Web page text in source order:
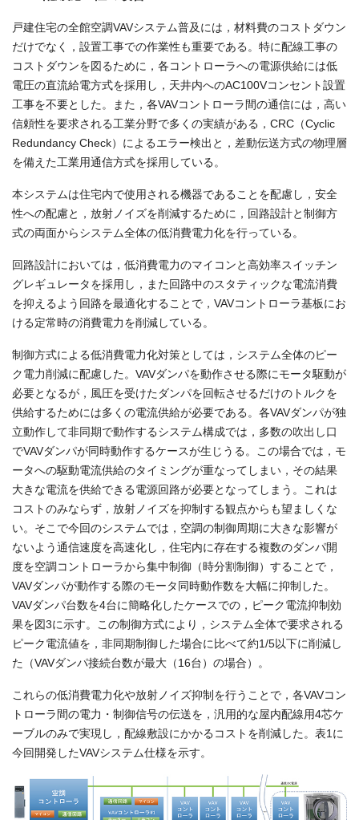
戸建住宅の全館空調VAVシステム普及には，材料費のコストダウン
だけでなく，設置工事での作業性も重要である。特に配線工事の
コストダウンを図るために，各コントローラへの電源供給には低
電圧の直流給電方式を採用し，天井内へのAC100Vコンセント設置
工事を不要とした。また，各VAVコントローラ間の通信には，高い
信頼性を要求される工業分野で多くの実績がある，CRC（Cyclic
Redundancy Check）によるエラー検出と，差動伝送方式の物理層
を備えた工業用通信方式を採用している。
本システムは住宅内で使用される機器であることを配慮し，安全
性への配慮と，放射ノイズを削減するために，回路設計と制御方
式の両面からシステム全体の低消費電力化を行っている。
回路設計においては，低消費電力のマイコンと高効率スイッチン
グレギュレータを採用し，また回路中のスタティックな電流消費
を抑えるよう回路を最適化することで，VAVコントローラ基板にお
ける定常時の消費電力を削減している。
制御方式による低消費電力化対策としては，システム全体のピー
ク電力削減に配慮した。VAVダンパを動作させる際にモータ駆動が
必要となるが，風圧を受けたダンパを回転させるだけのトルクを
供給するためには多くの電流供給が必要である。各VAVダンパが独
立動作して非同期で動作するシステム構成では，多数の吹出し口
でVAVダンパが同時動作するケースが生じうる。この場合では，モ
ータへの駆動電流供給のタイミングが重なってしまい，その結果
大きな電流を供給できる電源回路が必要となってしまう。これは
コストのみならず，放射ノイズを抑制する観点からも望ましくな
い。そこで今回のシステムでは，空調の制御周期に大きな影響が
ないよう通信速度を高速化し，住宅内に存在する複数のダンパ開
度を空調コントローラから集中制御（時分割制御）することで，
VAVダンパが動作する際のモータ同時動作数を大幅に抑制した。
VAVダンパ台数を4台に簡略化したケースでの，ピーク電流抑制効
果を図3に示す。この制御方式により，システム全体で要求される
ピーク電流値を，非同期制御した場合に比べて約1/5以下に削減し
た（VAVダンパ接続台数が最大（16台）の場合）。
これらの低消費電力化や放射ノイズ抑制を行うことで，各VAVコン
トローラ間の電力・制御信号の伝送を，汎用的な屋内配線用4芯ケ
ーブルのみで実現し，配線敷設にかかるコストを削減した。表1に
今回開発したVAVシステム仕様を示す。